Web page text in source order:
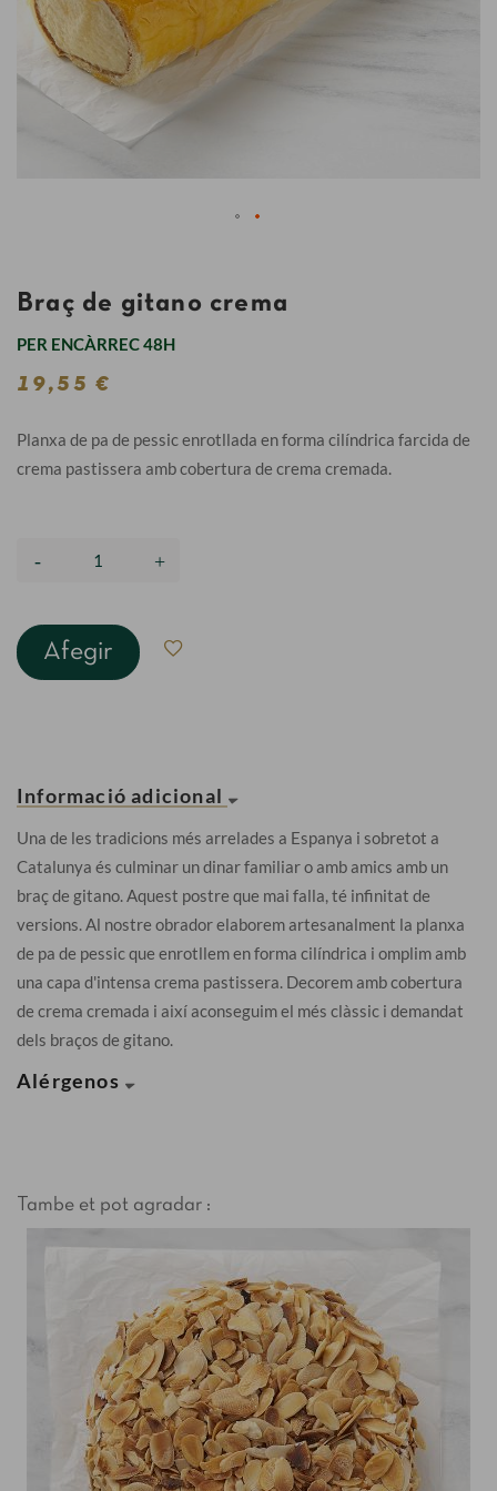
Braç de gitano crema
PER ENCÀRREC 48H
19,55 €
Planxa de pa de pessic enrotllada en forma cilíndrica farcida de
crema pastissera amb cobertura de crema cremada.
Afegir
Informació adicional
Una de les tradicions més arrelades a Espanya i sobretot a
Catalunya és culminar un dinar familiar o amb amics amb un
braç de gitano. Aquest postre que mai falla, té infinitat de
versions. Al nostre obrador elaborem artesanalment la planxa
de pa de pessic que enrotllem en forma cilíndrica i omplim amb
una capa d'intensa crema pastissera. Decorem amb cobertura
de crema cremada i així aconseguim el més clàssic i demandat
dels braços de gitano.
Alérgenos
Tambe et pot agradar :